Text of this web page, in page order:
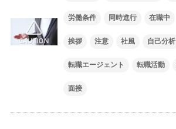
労働条件 同時進行 在職中
挨拶 注意 社風 自己分析
転職エージェント 転職活動
面接